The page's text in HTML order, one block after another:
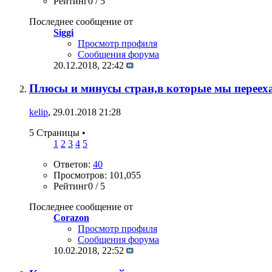
Последнее сообщение от
Siggi
Просмотр профиля
Сообщения форума
20.12.2018, 22:42
Плюсы и минусы стран,в которые мы
kelip, 29.01.2018 21:28
5 Страницы •
1 2 3 4 5
Ответов: 40
Просмотров: 101,055
Рейтинг0 / 5
Последнее сообщение от
Corazon
Просмотр профиля
Сообщения форума
10.02.2018, 22:52